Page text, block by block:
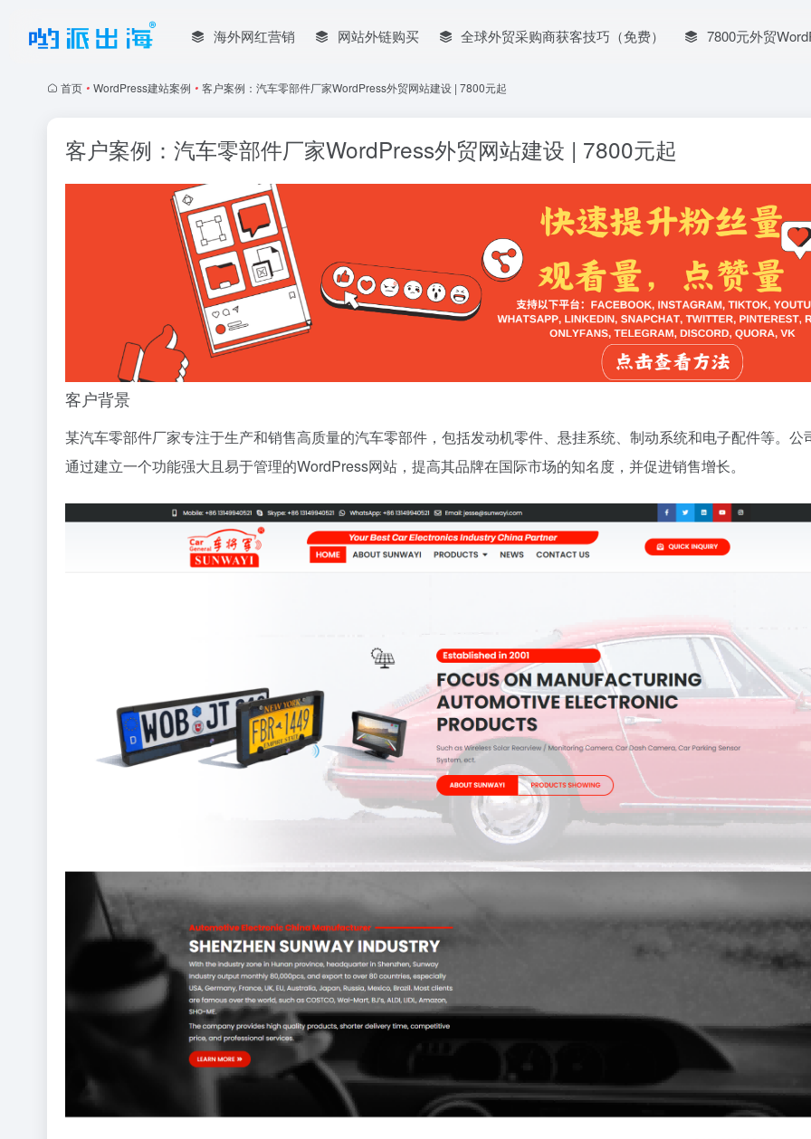
海外网红营销 网站外链购买 全球外贸采购商获客技巧（免费） 7800元外贸
首页 • WordPress建站案例 • 客户案例：汽车零部件厂家WordPress外贸网站建设 | 7800元起
客户案例：汽车零部件厂家WordPress外贸网站建设 | 7800元起
客户背景
某汽车零部件厂家专注于生产和销售高质量的汽车零部件，包括发动机零件、悬挂系统、制动系统和电子配件等。公
通过建立一个功能强大且易于管理的WordPress网站，提高其品牌在国际市场的知名度，并促进销售增长。